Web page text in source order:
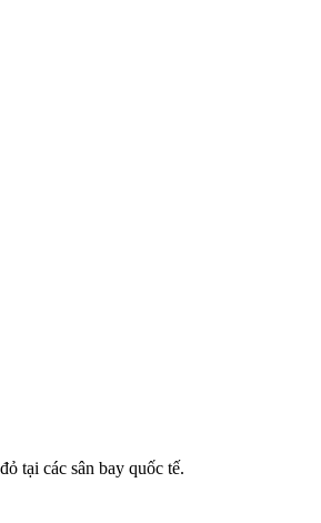
tại các sân bay quốc tế.